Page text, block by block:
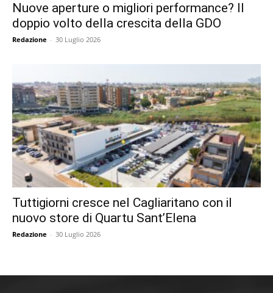
Nuove aperture o migliori performance? Il
doppio volto della crescita della GDO
Redazione - 30 Luglio 2026
Tuttigiorni cresce nel Cagliaritano con il
nuovo store di Quartu Sant’Elena
Redazione - 30 Luglio 2026